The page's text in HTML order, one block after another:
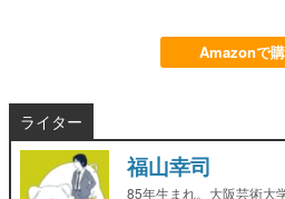
Amazonで
ライター
福山幸司
85年生まれ。大阪芸術大